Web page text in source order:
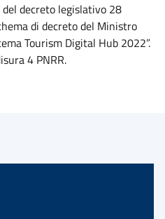
del decreto legislativo 28
di decreto del Ministro
Tourism Digital Hub 2022”.
4 PNRR.